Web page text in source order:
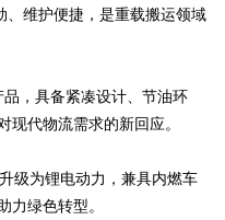
、维护便捷，是重载搬运领域
品，具备紧凑设计、节油环
代物流需求的新回应。
级为锂电动力，兼具内燃车
绿色转型。